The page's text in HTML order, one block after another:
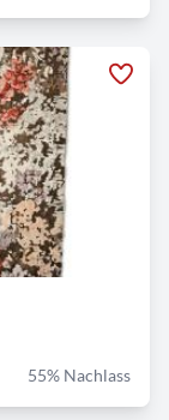
55% Nachlass